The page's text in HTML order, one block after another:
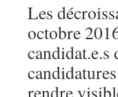
Les
octobre
candidat.e.s
rendre